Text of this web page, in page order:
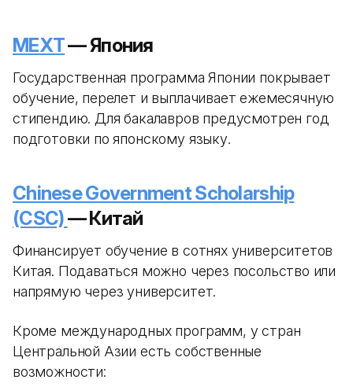
MEXT— Япония
Государственная программа Японии покрывает
обучение, перелет и выплачивает ежемесячную
стипендию. Для бакалавров предусмотрен год
подготовки по японскому языку.
Chinese Government Scholarship
(CSC)— Китай
Финансирует обучение в сотнях университетов
Китая. Подаваться можно через посольство или
напрямую через университет.
Кроме международных программ, у стран
Центральной Азии есть собственные
возможности: